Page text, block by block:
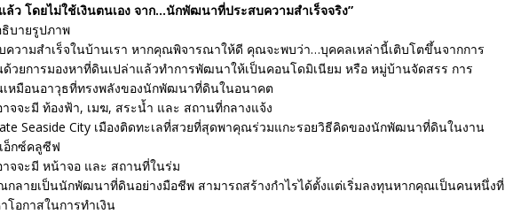
ล้ว โดยไม่ใช้เงินตนเอง จาก…นักพัฒนาที่ประสบความสำเร็จจริง”
ความสำเร็จในบ้านเรา หากคุณพิจารณาให้ดี คุณจะพบว่า…บุคคลเหล่านี้เติบโตขึ้นจากการ
วยการมองหาที่ดินเปล่าแล้วทำการพัฒนาให้เป็นคอนโดมิเนียม หรือ หมู่บ้านจัดสรร การ
หมือนอาวุธที่ทรงพลังของนักพัฒนาที่ดินในอนาคต
Seaside City เมืองติดทะเลที่สวยที่สุดพาคุณร่วมแกะรอยวิธีคิดของนักพัฒนาที่ดินในงาน
อ็กซ์คลูซีฟ
กลายเป็นนักพัฒนาที่ดินอย่างมือชีพ สามารถสร้างกำไรได้ตั้งแต่เริ่มลงทุนหากคุณเป็นคนหนึ่งที่
โอกาสในการทำเงิน